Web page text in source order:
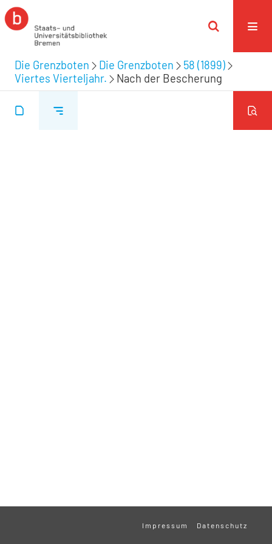
Die Grenzboten Die Grenzboten
58 (1899)
Viertes Vierteljahr.
Nach der Bescherung
Impressum Datenschutz